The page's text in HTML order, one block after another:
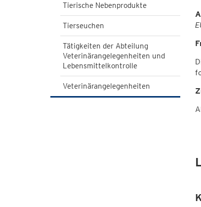
Tierische Nebenprodukte
Tierseuchen
Tätigkeiten der Abteilung
Veterinärangelegenheiten und
Lebensmittelkontrolle
Veterinärangelegenheiten